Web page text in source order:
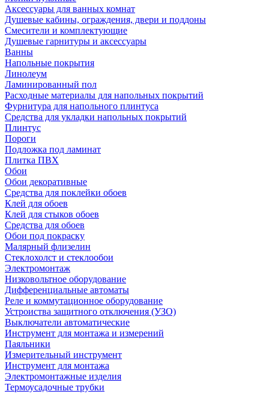
Аксессуары для ванных комнат
Душевые кабины, ограждения, двери и поддоны
Смесители и комплектующие
Душевые гарнитуры и аксессуары
Ванны
Напольные покрытия
Линолеум
Ламинированный пол
Расходные материалы для напольных покрытий
Фурнитура для напольного плинтуса
Средства для укладки напольных покрытий
Плинтус
Пороги
Подложка под ламинат
Плитка ПВХ
Обои
Обои декоративные
Средства для поклейки обоев
Клей для обоев
Клей для стыков обоев
Средства для обоев
Обои под покраску
Малярный флизелин
Стеклохолст и стеклообои
Электромонтаж
Низковольтное оборудование
Дифференциальные автоматы
Реле и коммутационное оборудование
Устроиства защитного отключения (УЗО)
Выключатели автоматические
Инструмент для монтажа и измерений
Паяльники
Измерительный инструмент
Инструмент для монтажа
Электромонтажные изделия
Термоусадочные трубки